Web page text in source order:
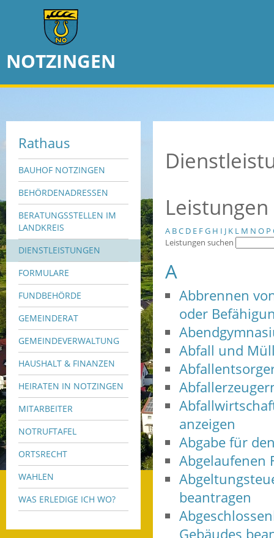
NOTZINGEN
Rathaus
BAUHOF NOTZINGEN
BEHÖRDENADRESSEN
BERATUNGSSTELLEN IM
LANDKREIS
DIENSTLEISTUNGEN
FORMULARE
FUNDBEHÖRDE
GEMEINDERAT
GEMEINDEVERWALTUNG
HAUSHALT & FINANZEN
HEIRATEN IN NOTZINGEN
MITARBEITER
NOTRUFTAFEL
ORTSRECHT
WAHLEN
WAS ERLEDIGE ICH WO?
Leistungen
A BC D E FG H I J K L M N O P
Leistungen suchen
A
Abbrennen
oder
Abfall und
anzeigen
Abgabe für
Abgelaufenen
beantragen
Gebäudes